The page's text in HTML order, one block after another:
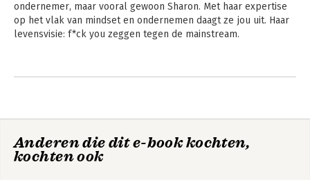
ondernemer, maar vooral gewoon Sharon. Met haar expertise
op het vlak van mindset en ondernemen daagt ze jou uit. Haar
levensvisie: f*ck you zeggen tegen de mainstream.
Andere boeken door Sharon Cobert
Anderen die dit e-book kochten,
kochten ook